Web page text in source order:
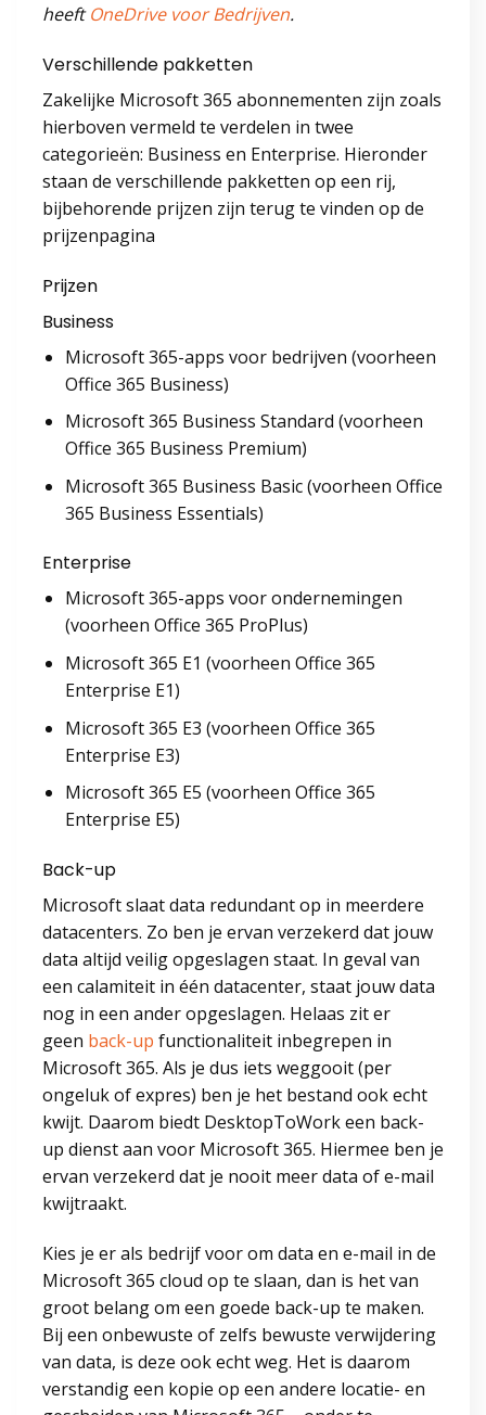
heeftOneDrive voor Bedrijven.
Verschillende pakketten
Zakelijke Microsoft 365 abonnementen zijn zoals
hierboven vermeld te verdelen in twee
categorieën: Business en Enterprise. Hieronder
staan de verschillende pakketten op een rij,
bijbehorende prijzen zijn terug te vinden op de
prijzenpagina
Prijzen
Business
Microsoft 365-apps voor bedrijven (voorheen
Office 365 Business)
Microsoft 365 Business Standard (voorheen
Office 365 Business Premium)
Microsoft 365 Business Basic (voorheen Office
365 Business Essentials)
Enterprise
Microsoft 365-apps voor ondernemingen
(voorheen Office 365 ProPlus)
Microsoft 365 E1 (voorheen Office 365
Enterprise E1)
Microsoft 365 E3 (voorheen Office 365
Enterprise E3)
Microsoft 365 E5 (voorheen Office 365
Enterprise E5)
Back-up
Microsoft slaat data redundant op in meerdere
datacenters. Zo ben je ervan verzekerd dat jouw
data altijd veilig opgeslagen staat. In geval van
een calamiteit in één datacenter, staat jouw data
nog in een ander opgeslagen. Helaas zit er
geen back-up functionaliteit inbegrepen in
Microsoft 365. Als je dus iets weggooit (per
ongeluk of expres) ben je het bestand ook echt
kwijt. Daarom biedt DesktopToWork een back-
up dienst aan voor Microsoft 365. Hiermee ben je
ervan verzekerd dat je nooit meer data of e-mail
kwijtraakt.
Kies je er als bedrijf voor om data en e-mail in de
Microsoft 365 cloud op te slaan, dan is het van
groot belang om een goede back-up te maken.
Bij een onbewuste of zelfs bewuste verwijdering
van data, is deze ook echt weg. Het is daarom
verstandig een kopie op een andere locatie- en